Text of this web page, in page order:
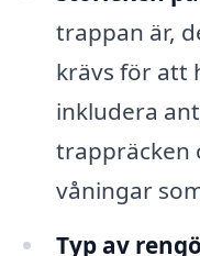
trappan är,
krävs för att
inkludera
trappräcken
våningar
Typ av